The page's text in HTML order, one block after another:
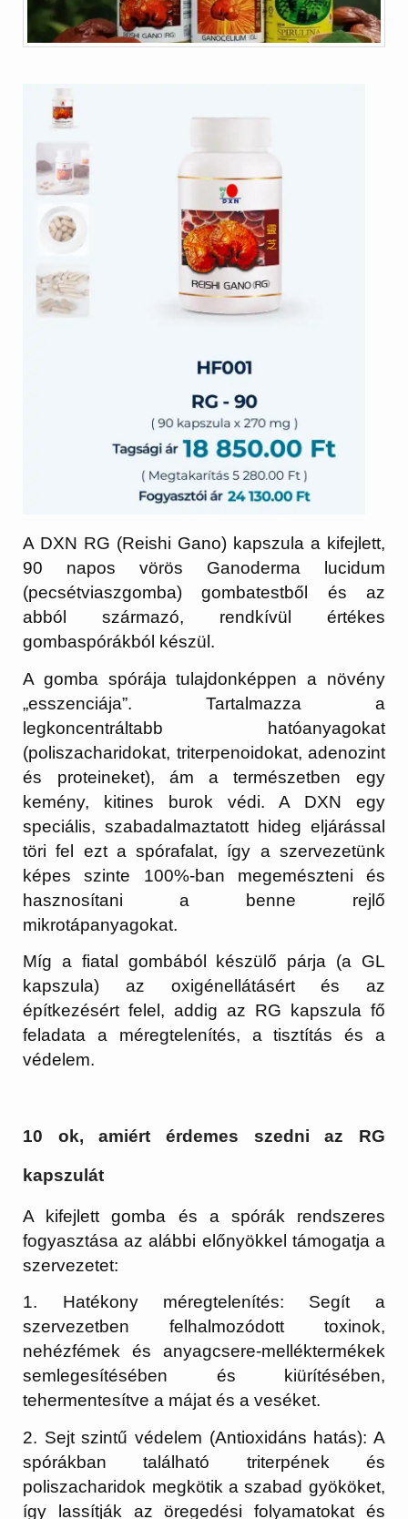
A DXN RG (Reishi Gano) kapszula a kifejlett,
90 napos vörös Ganoderma lucidum
(pecsétviaszgomba) gombatestből és az
abból származó, rendkívül értékes
gombaspórákból
készül.
A gomba spórája tulajdonképpen a növény
„esszenciája”. Tartalmazza a
legkoncentráltabb hatóanyagokat
(poliszacharidokat, triterpenoidokat, adenozint
és proteineket), ám a természetben egy
kemény, kitines burok védi. A DXN egy
speciális, szabadalmaztatott hideg eljárással
töri fel ezt a spórafalat, így a szervezetünk
képes szinte 100%-ban megemészteni és
hasznosítani a benne rejlő
mikrotápanyagokat.
Míg a fiatal gombából készülő párja (a GL
kapszula) az oxigénellátásért és az
építkezésért felel, addig az RG kapszula fő
feladata a méregtelenítés, a tisztítás és a
védelem.
10 ok, amiért érdemes szedni az RG
kapszulát
A kifejlett gomba és a spórák rendszeres
fogyasztása az alábbi előnyökkel támogatja a
szervezetet:
1. Hatékony méregtelenítés: Segít a
szervezetben felhalmozódott toxinok,
nehézfémek és anyagcsere-melléktermékek
semlegesítésében és kiürítésében,
tehermentesítve a májat és a veséket.
2. Sejt szintű védelem (Antioxidáns hatás): A
spórákban található triterpének és
poliszacharidok megkötik a szabad gyököket,
így lassítják az öregedési folyamatokat és